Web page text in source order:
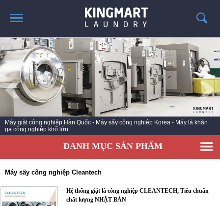
TRANG CHỦ
GIỚI THIỆU
SẢN PHẨM
TIN TỨC GIẶT LÀ
CÔNG TRÌNH TRIỂN KHAI
LIÊN HỆ
Máy giặt công nghiệp Hàn Quốc - Máy sấy công nghiệp Korea - Máy là khăn
ga công nghiệp khổ lớn
DANH MỤC SẢN PHẨM
Máy sấy công nghiệp Cleantech
Hệ thống giặt là công nghiệp CLEANTECH, Tiêu chuẩn
chất lượng NHẬT BẢN